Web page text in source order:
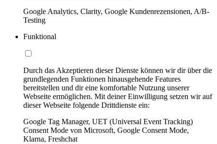
Google Analytics, Clarity, Google Kundenrezensionen, A/B-
Testing
Funktional
Durch das Akzeptieren dieser Dienste können wir dir über die
grundlegenden Funktionen hinausgehende Features
bereitstellen und dir eine komfortable Nutzung unserer
Webseite ermöglichen. Mit deiner Einwilligung setzen wir auf
dieser Webseite folgende Drittdienste ein:
Google Tag Manager, UET (Universal Event Tracking)
Consent Mode von Microsoft, Google Consent Mode,
Klarna, Freshchat